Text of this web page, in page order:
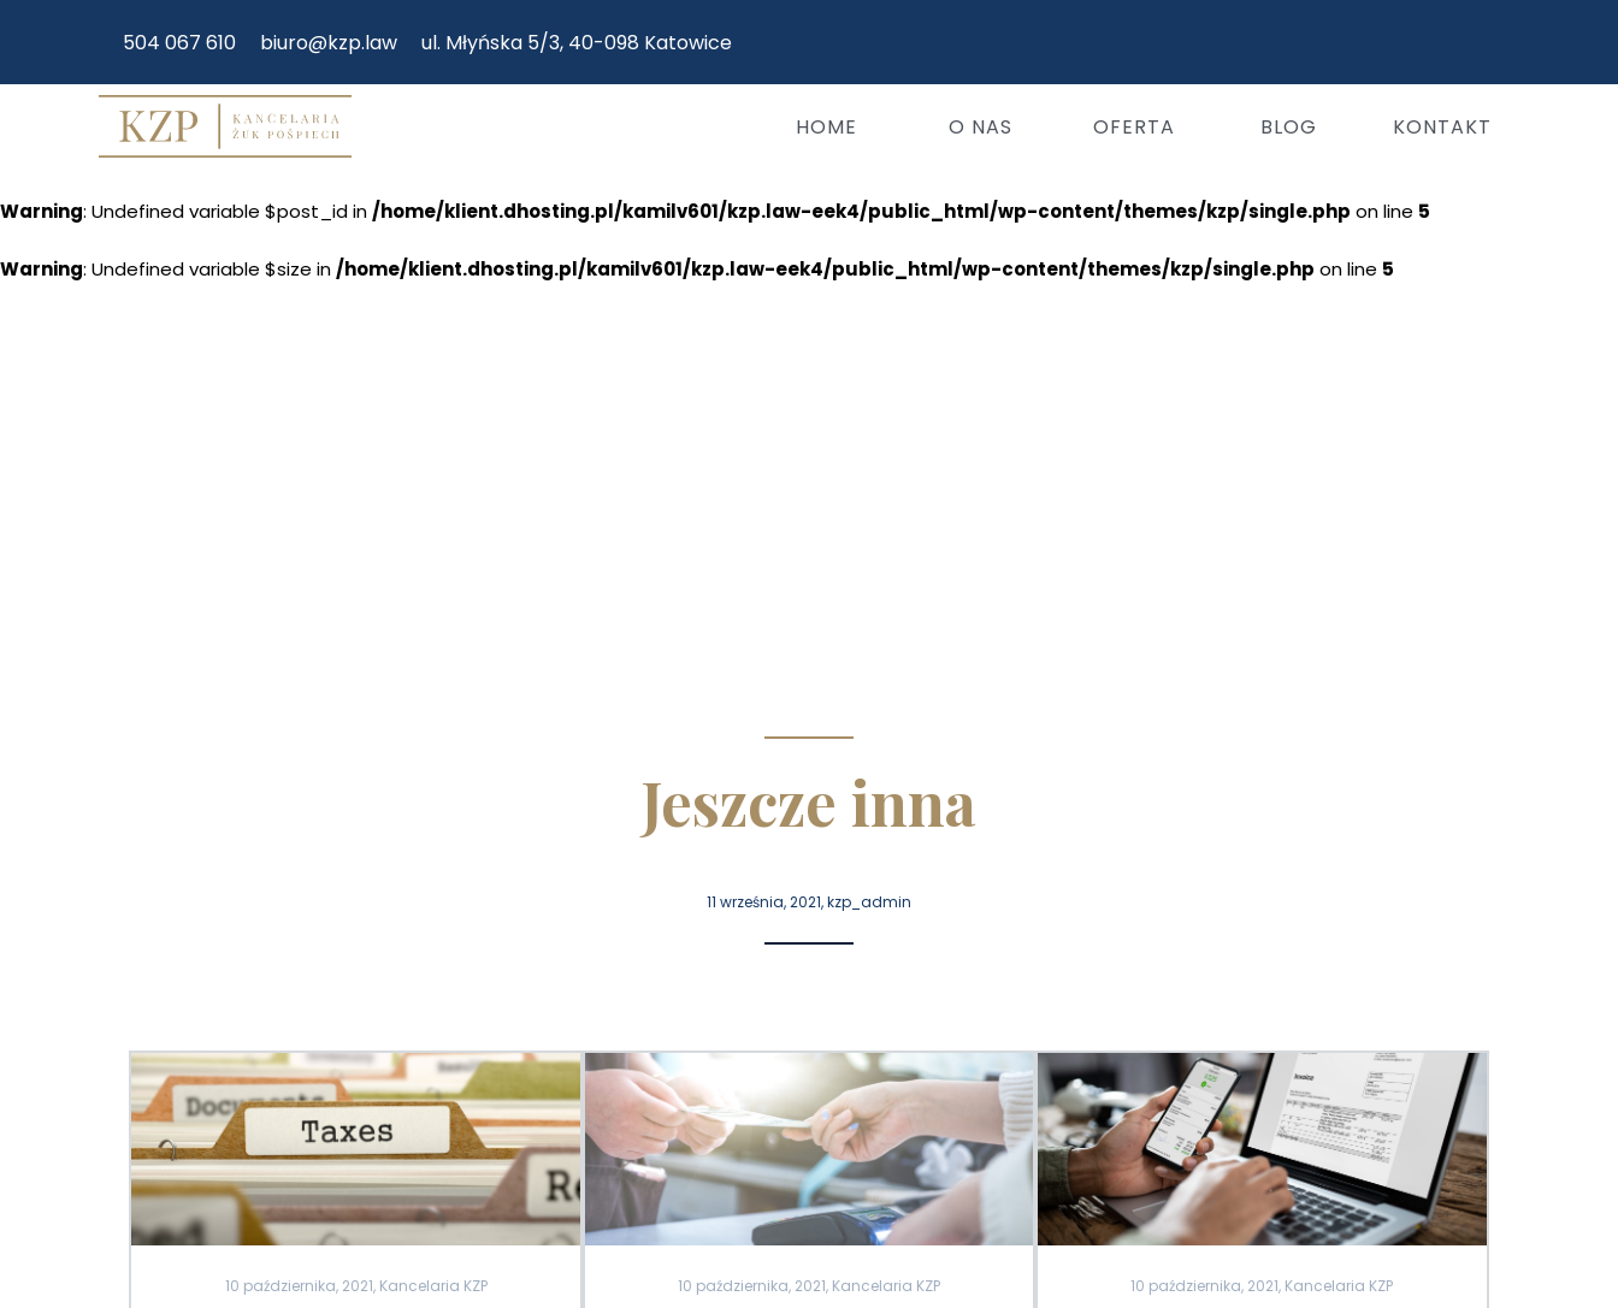
504 067 610 biuro@kzp.law ul. Młyńska 5/3, 40-098 Katowice
HOME O NAS OFERTA BLOG KONTAKT
Warning: Undefined variable $post_id in /home/klient.dhosting.pl/kamilv601/kzp.law-eek4/public_html/wp-content/themes/kzp/single.php on line 5
Warning: Undefined variable $size in /home/klient.dhosting.pl/kamilv601/kzp.law-eek4/public_html/wp-content/themes/kzp/single.php on line 5
Jeszcze inna
11 września, 2021, kzp_admin
10 października, 2021, Kancelaria KZP 10 października, 2021, Kancelaria KZP 10 października, 2021, Kancelaria KZP